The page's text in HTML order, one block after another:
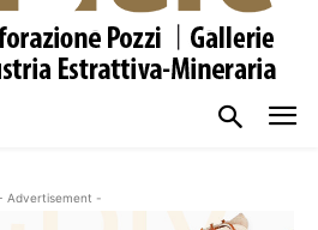
Advertisement -